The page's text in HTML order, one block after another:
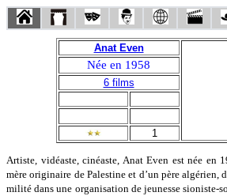
Anat Even
Née en 1958
6 films
1
Artiste, vidéaste, cinéaste, Anat Even est née en
mère originaire de Palestine et d’un père algérien,
milité dans une organisation de jeunesse sioniste-